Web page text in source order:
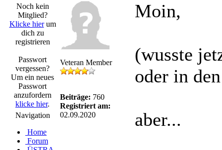
Noch kein
Mitglied?
Klicke hierum
dich zu
registrieren
Passwort
vergessen?
Um ein neues
Passwort
anzufordern
klicke hier.
Navigation
Home
Forum
Veteran Member
Beiträge: 760
Registriert am:
02.09.2020
Moin,
(wusste
oder in
aber...